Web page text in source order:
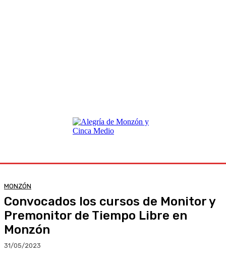
MONZÓN
Convocados los cursos de Monitor y
Premonitor de Tiempo Libre en
Monzón
31/05/2023